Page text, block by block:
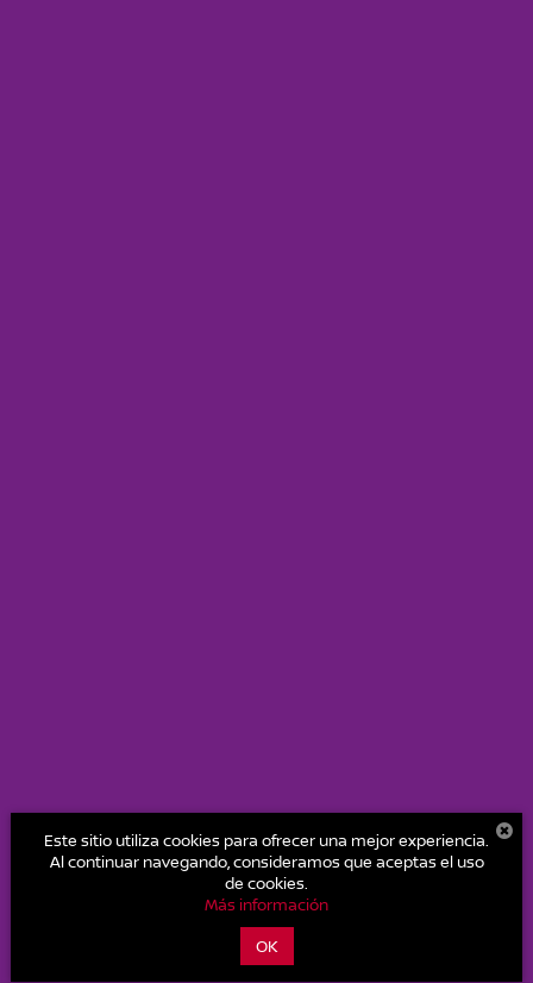
Nuevo Nissan Kait
Este sitio utiliza cookies para ofrecer una mejor experiencia.
Al continuar navegando, consideramos que aceptas el uso
de cookies.
Más información
OK